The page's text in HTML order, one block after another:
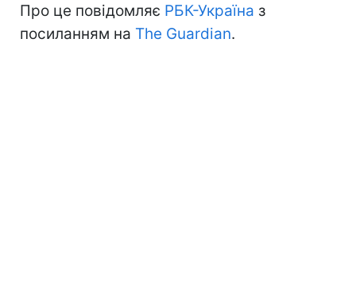
Про це повідомляє РБК-Україна з
посиланням на The Guardian.